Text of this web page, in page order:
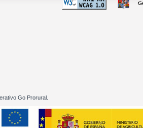
01
Go Prorural.